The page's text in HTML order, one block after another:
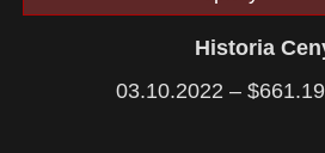
Historia
03.10.2022 –